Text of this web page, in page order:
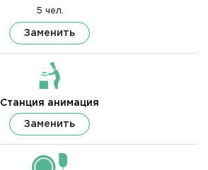
5 чел.
Заменить
Станция анимация
Заменить